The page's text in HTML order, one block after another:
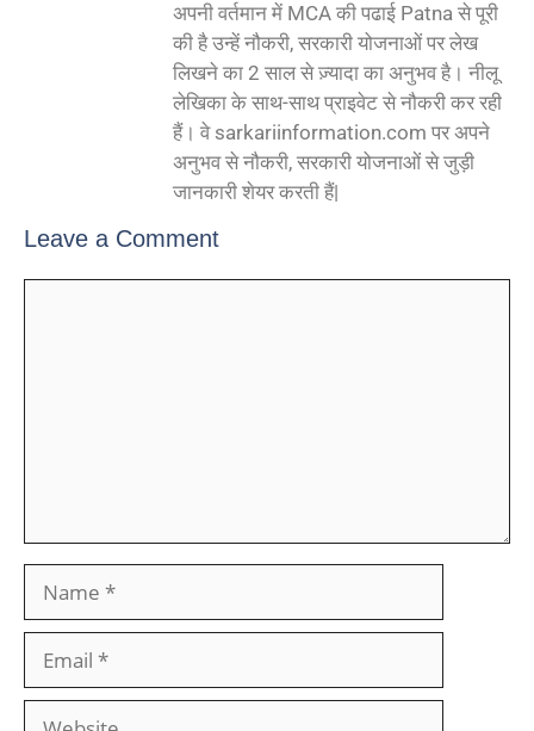
अपनी वर्तमान में MCA की पढाई Patna से पूरी
की है उन्हें नौकरी, सरकारी योजनाओं पर लेख
लिखने का 2 साल से ज़्यादा का अनुभव है। नीलू
लेखिका के साथ-साथ प्राइवेट से नौकरी कर रही
हैं। वे sarkariinformation.com पर अपने
अनुभव से नौकरी, सरकारी योजनाओं से जुड़ी
जानकारी शेयर करती हैं|
Leave a Comment